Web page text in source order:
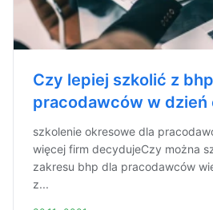
Czy lepiej szkolić z bhp
pracodawców w dzień
szkolenie okresowe dla
więcej firm decydujeCzy można
zakresu bhp dla pracodawców
z...